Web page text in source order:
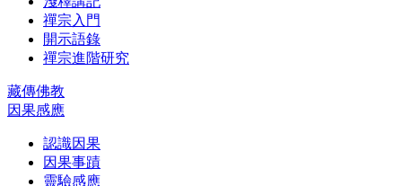
禪宗入門
開示語錄
禪宗進階研究
藏傳佛教
因果感應
認識因果
因果事蹟
靈驗感應